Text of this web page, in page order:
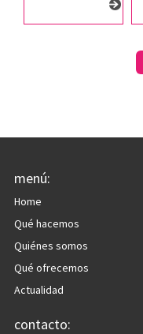
menú:
Home
Qué hacemos
Quiénes somos
Qué ofrecemos
Actualidad
contacto: